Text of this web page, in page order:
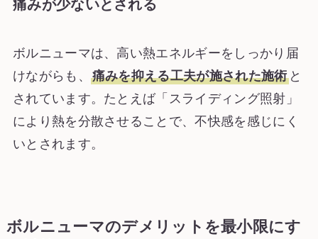
痛みが少ないとされる
ボルニューマは、高い熱エネルギーをしっかり届
けながらも、 痛みを抑える工夫が施された施術と
されています。たとえば「スライディング照射」
により熱を分散させることで、不快感を感じにく
いとされます。
ボルニューマのデメリットを最小限にす